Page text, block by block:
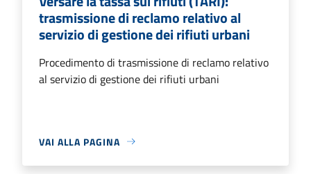
trasmissione di reclamo relativo al
servizio di gestione dei rifiuti urbani
Procedimento di trasmissione di reclamo relativo
al servizio di gestione dei rifiuti urbani
VAI ALLA PAGINA